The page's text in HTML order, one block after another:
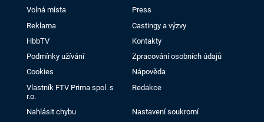
Volná místa
Press
Reklama
Castingy a výzvy
HbbTV
Kontakty
Podmínky užívání
Zpracování osobních údajů
Cookies
Nápověda
Vlastník FTV Prima spol. s
r.o.
Redakce
Nahlásit chybu Nastavení soukromí